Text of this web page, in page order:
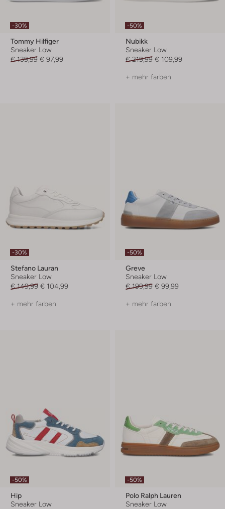
-30%
Tommy Hilfiger
Sneaker Low
€ 139,99 € 97,99
-50%
Nubikk
Sneaker Low
€ 219,99 € 109,99
+ mehr farben
-30%
Stefano Lauran
Sneaker Low
€ 149,99 € 104,99
+ mehr farben
-50%
Greve
Sneaker Low
€ 199,99 € 99,99
+ mehr farben
-50%
Hip
Sneaker Low
-50%
Polo Ralph Lauren
Sneaker Low